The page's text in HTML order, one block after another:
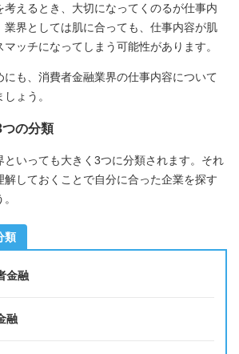
えるとき、大切になってくのるが仕事内
業界としては肌に合っても、仕事内容が肌
ッチになってしまう可能性があります。
も、消費者金融業界の仕事内容について
ょう。
の分類
といっても大きく3つに分類されます。それ
解しておくことで自分に合った企業を探す
類
金融
融